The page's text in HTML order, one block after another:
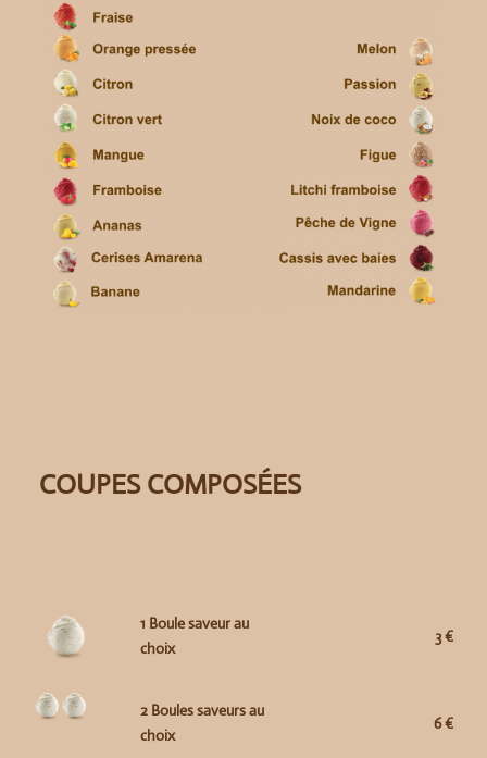
COUPES COMPOSÉES
1 Boule saveur au
choix
3 €
2 Boules saveurs au
choix
6 €